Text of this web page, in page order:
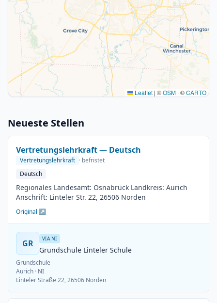
Leaflet | ©OSM · ©CARTO
Neueste Stellen
Vertretungslehrkraft — Deutsch
Vertretungslehrkraft · befristet
Deutsch
Regionales Landesamt: Osnabrück Landkreis: Aurich
Anschrift: Linteler Str. 22, 26506 Norden
Original ↗
GR VIA NI
Grundschule Linteler Schule
Grundschule
Aurich · NI
Linteler Straße 22, 26506 Norden